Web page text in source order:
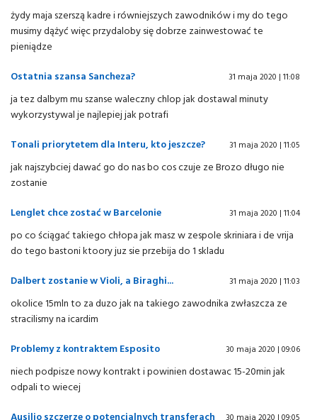
żydy maja szerszą kadre i równiejszych zawodników i my do tego
musimy dążyć więc przydaloby się dobrze zainwestować te
pieniądze
Ostatnia szansa Sancheza?
31 maja 2020 | 11:08
ja tez dalbym mu szanse waleczny chlop jak dostawal minuty
wykorzystywal je najlepiej jak potrafi
Tonali priorytetem dla Interu, kto jeszcze?
31 maja 2020 | 11:05
jak najszybciej dawać go do nas bo cos czuje ze Brozo długo nie
zostanie
Lenglet chce zostać w Barcelonie
31 maja 2020 | 11:04
po co ściągać takiego chłopa jak masz w zespole skriniara i de vrija
do tego bastoni ktoory juz sie przebija do 1 skladu
Dalbert zostanie w Violi, a Biraghi...
31 maja 2020 | 11:03
okolice 15mln to za duzo jak na takiego zawodnika zwłaszcza ze
stracilismy na icardim
Problemy z kontraktem Esposito
30 maja 2020 | 09:06
niech podpisze nowy kontrakt i powinien dostawac 15-20min jak
odpali to wiecej
Ausilio szczerze o potencjalnych transferach
30 maja 2020 | 09:05